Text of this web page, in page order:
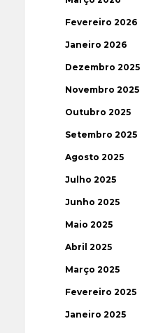
Fevereiro 2026
Janeiro 2026
Dezembro 2025
Novembro 2025
Outubro 2025
Setembro 2025
Agosto 2025
Julho 2025
Junho 2025
Maio 2025
Abril 2025
Março 2025
Fevereiro 2025
Janeiro 2025